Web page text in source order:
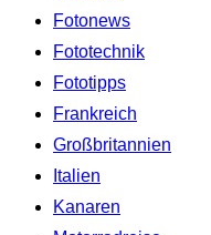
Fotonews
Fototechnik
Fototipps
Frankreich
Großbritannien
Italien
Kanaren